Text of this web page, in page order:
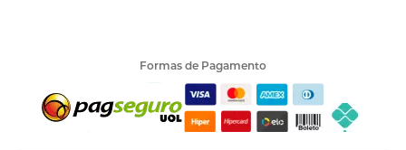
Formas de Pagamento